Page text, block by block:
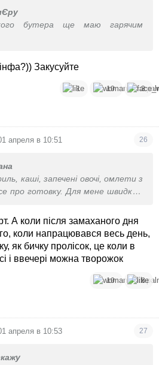
бутера ще маю гарячим
Закусуйте
1 10 3
апреля в 10:51 26
каші, запечені овочі, омлети з
про готовку. Для мене швидко -
А коли після замаханого дня
коли напрацювався весь день,
як бичку пролісок, це коли в
і ввечері можна творожок
10 8
апреля в 10:53 27